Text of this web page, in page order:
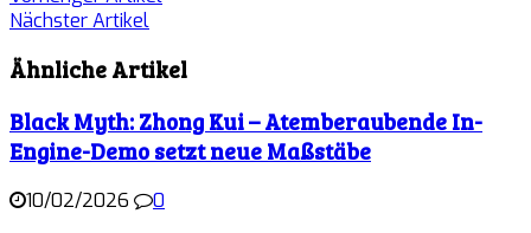
Nächster Artikel
Ähnliche Artikel
Black Myth: Zhong Kui – Atemberaubende In-
Engine-Demo setzt neue Maßstäbe
10/02/2026 0